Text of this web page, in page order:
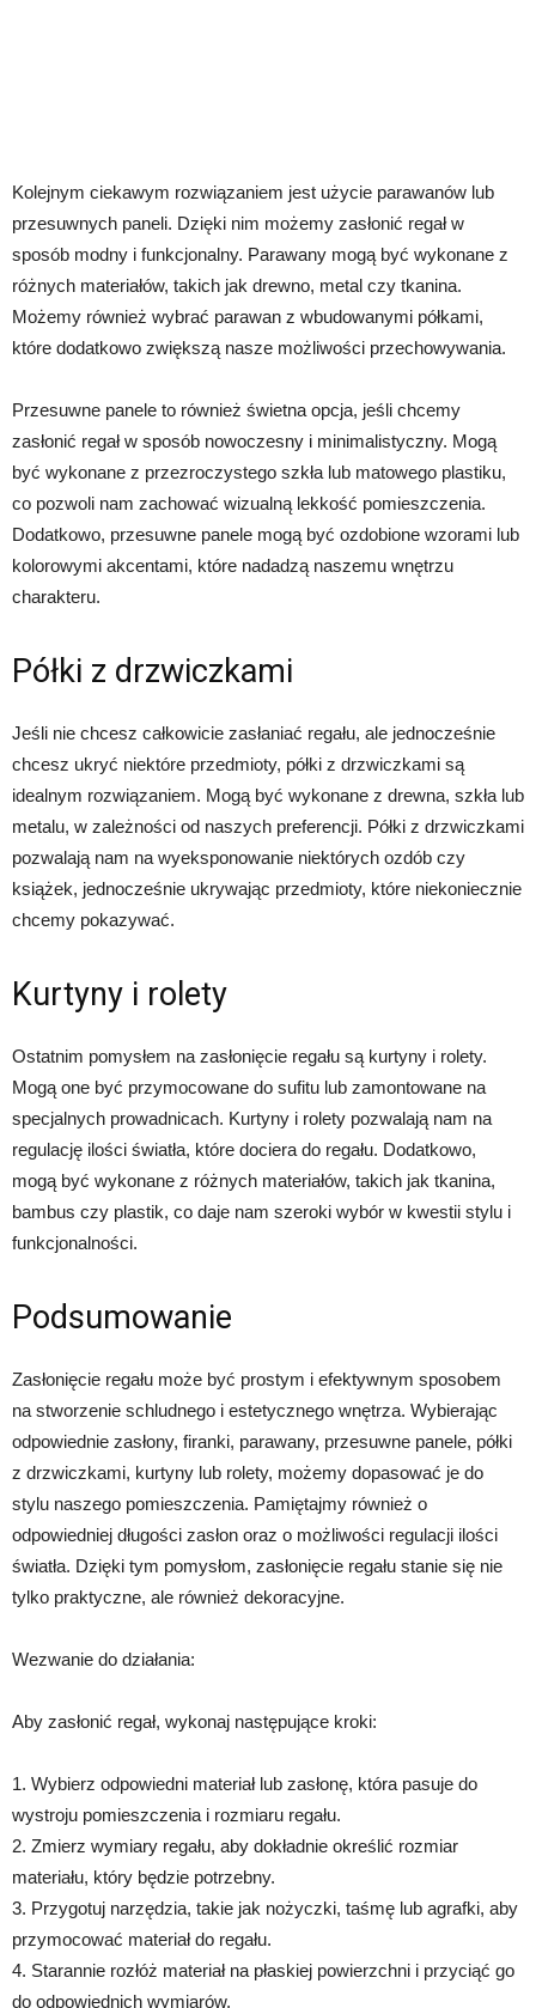
Kolejnym ciekawym rozwiązaniem jest użycie parawanów lub
przesuwnych paneli. Dzięki nim możemy zasłonić regał w
sposób modny i funkcjonalny. Parawany mogą być wykonane z
różnych materiałów, takich jak drewno, metal czy tkanina.
Możemy również wybrać parawan z wbudowanymi półkami,
które dodatkowo zwiększą nasze możliwości przechowywania.
Przesuwne panele to również świetna opcja, jeśli chcemy
zasłonić regał w sposób nowoczesny i minimalistyczny. Mogą
być wykonane z przezroczystego szkła lub matowego plastiku,
co pozwoli nam zachować wizualną lekkość pomieszczenia.
Dodatkowo, przesuwne panele mogą być ozdobione wzorami lub
kolorowymi akcentami, które nadadzą naszemu wnętrzu
charakteru.
Półki z drzwiczkami
Jeśli nie chcesz całkowicie zasłaniać regału, ale jednocześnie
chcesz ukryć niektóre przedmioty, półki z drzwiczkami są
idealnym rozwiązaniem. Mogą być wykonane z drewna, szkła lub
metalu, w zależności od naszych preferencji. Półki z drzwiczkami
pozwalają nam na wyeksponowanie niektórych ozdób czy
książek, jednocześnie ukrywając przedmioty, które niekoniecznie
chcemy pokazywać.
Kurtyny i rolety
Ostatnim pomysłem na zasłonięcie regału są kurtyny i rolety.
Mogą one być przymocowane do sufitu lub zamontowane na
specjalnych prowadnicach. Kurtyny i rolety pozwalają nam na
regulację ilości światła, które dociera do regału. Dodatkowo,
mogą być wykonane z różnych materiałów, takich jak tkanina,
bambus czy plastik, co daje nam szeroki wybór w kwestii stylu i
funkcjonalności.
Podsumowanie
Zasłonięcie regału może być prostym i efektywnym sposobem
na stworzenie schludnego i estetycznego wnętrza. Wybierając
odpowiednie zasłony, firanki, parawany, przesuwne panele, półki
z drzwiczkami, kurtyny lub rolety, możemy dopasować je do
stylu naszego pomieszczenia. Pamiętajmy również o
odpowiedniej długości zasłon oraz o możliwości regulacji ilości
światła. Dzięki tym pomysłom, zasłonięcie regału stanie się nie
tylko praktyczne, ale również dekoracyjne.
Wezwanie do działania:
Aby zasłonić regał, wykonaj następujące kroki:
1. Wybierz odpowiedni materiał lub zasłonę, która pasuje do
wystroju pomieszczenia i rozmiaru regału.
2. Zmierz wymiary regału, aby dokładnie określić rozmiar
materiału, który będzie potrzebny.
3. Przygotuj narzędzia, takie jak nożyczki, taśmę lub agrafki, aby
przymocować materiał do regału.
4. Starannie rozłóż materiał na płaskiej powierzchni i przyciąć go
do odpowiednich wymiarów.